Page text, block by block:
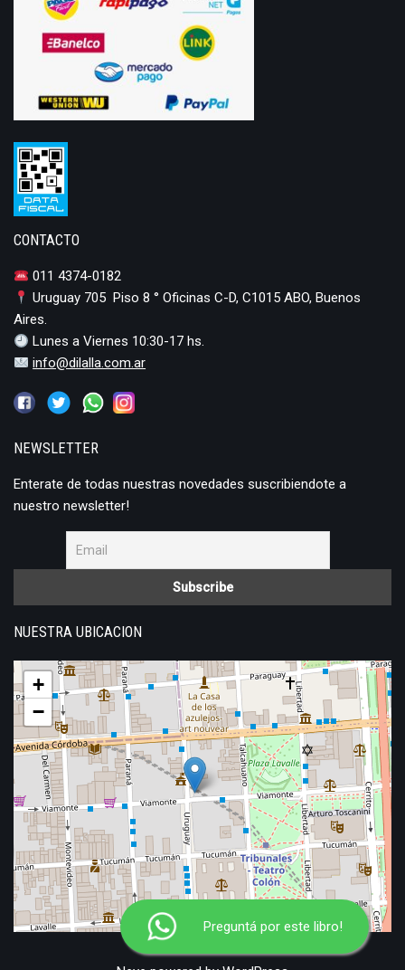
Preguntá por este libro!
CONTACTO
011 4374-0182
Uruguay 705 Piso 8 ° Oficinas C-D, C1015 ABO, Buenos
Aires.
Lunes a Viernes 10:30-17 hs.
info@dilalla.com.ar
NEWSLETTER
Enterate de todas nuestras novedades suscribiendote a
nuestro newsletter!
NUESTRA UBICACION
+
−